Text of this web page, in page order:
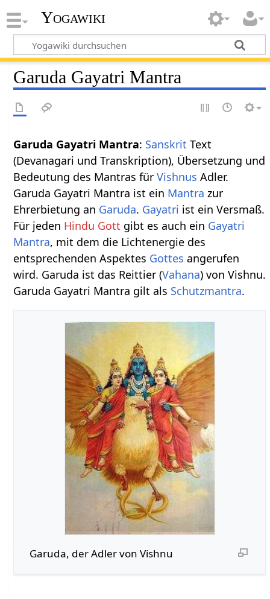
Yogawiki
Garuda Gayatri Mantra
Garuda Gayatri Mantra: Sanskrit Text
(Devanagari und Transkription), Übersetzung und
Bedeutung des Mantras fürVishnus Adler.
Garuda Gayatri Mantra ist ein Mantra zur
Ehrerbietung an Garuda. Gayatri ist ein Versmaß.
Für jeden Hindu Gott gibt es auch ein Gayatri
Mantra, mit dem die Lichtenergie des
entsprechenden Aspektes Gottes angerufen
wird. Garuda ist das Reittier (Vahana) von Vishnu.
Garuda Gayatri Mantra gilt als Schutzmantra.
Garuda, der Adler von Vishnu